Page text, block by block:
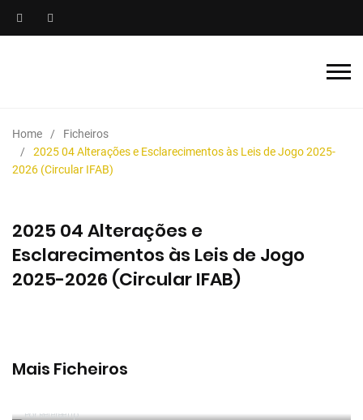
Home
Ficheiros
2025 04 Alterações e Esclarecimentos às Leis de Jogo 2025-
2026 (Circular IFAB)
2025 04 Alterações e
Esclarecimentos às Leis de Jogo
2025-2026 (Circular IFAB)
Mais Ficheiros
Por RefereeTip